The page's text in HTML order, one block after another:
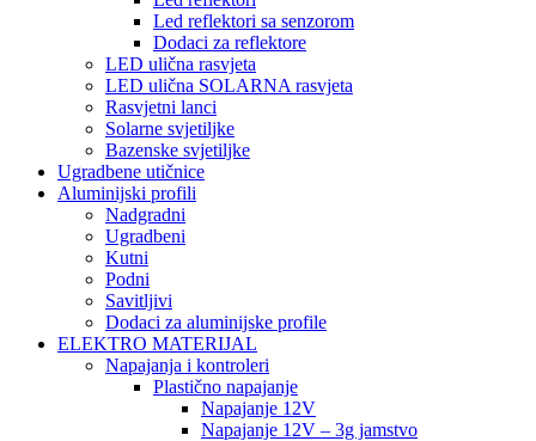
Led reflektori sa senzorom
Dodaci za reflektore
LED ulična rasvjeta
LED ulična SOLARNA rasvjeta
Rasvjetni lanci
Solarne svjetiljke
Bazenske svjetiljke
Ugradbene utičnice
Aluminijski profili
Nadgradni
Ugradbeni
Kutni
Podni
Savitljivi
Dodaci za aluminijske profile
ELEKTRO MATERIJAL
Napajanja i kontroleri
Plastično napajanje
Napajanje 12V
Napajanje 12V – 3g jamstvo